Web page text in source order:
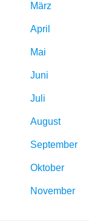
März
April
Mai
Juni
Juli
August
September
Oktober
November